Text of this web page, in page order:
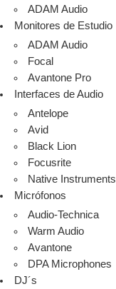
ADAM Audio
Monitores de Estudio
ADAM Audio
Focal
Avantone Pro
Interfaces de Audio
Antelope
Avid
Black Lion
Focusrite
Native Instruments
Micrófonos
Audio-Technica
Warm Audio
Avantone
DPA Microphones
DJ´s